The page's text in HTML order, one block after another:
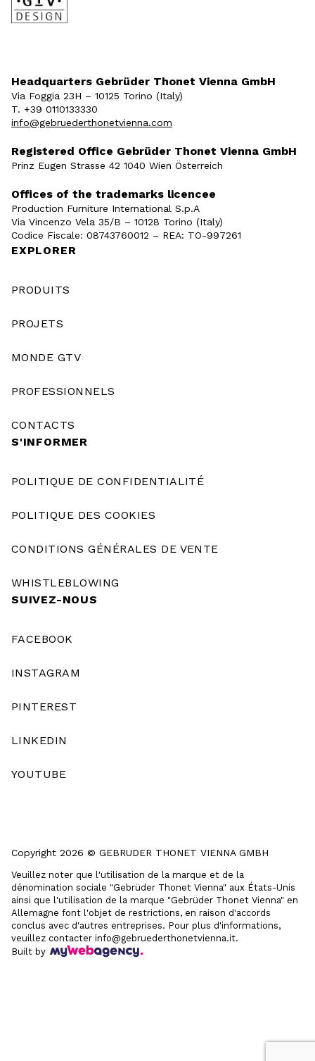
Headquarters Gebrüder Thonet Vienna GmbH
Via Foggia 23H – 10125 Torino (Italy)
T. +39 0110133330
info@gebruederthonetvienna.com
Registered Office Gebrüder Thonet Vienna GmbH
Prinz Eugen Strasse 42 1040 Wien Österreich
Offices of the trademarks licencee
Production Furniture International S.p.A
Via Vincenzo Vela 35/B – 10128 Torino (Italy)
Codice Fiscale: 08743760012 – REA: TO-997261
EXPLORER
PRODUITS
PROJETS
MONDE GTV
PROFESSIONNELS
CONTACTS
S'INFORMER
POLITIQUE DE CONFIDENTIALITÉ
POLITIQUE DES COOKIES
CONDITIONS GÉNÉRALES DE VENTE
WHISTLEBLOWING
SUIVEZ-NOUS
FACEBOOK
INSTAGRAM
PINTEREST
LINKEDIN
YOUTUBE
Copyright 2026 © GEBRUDER THONET VIENNA GMBH
Veuillez noter que l'utilisation de la marque et de la
dénomination sociale "Gebrüder Thonet Vienna" aux États-Unis
ainsi que l'utilisation de la marque "Gebrüder Thonet Vienna" en
Allemagne font l'objet de restrictions, en raison d'accords
conclus avec d'autres entreprises. Pour plus d'informations,
veuillez contacter info@gebruederthonetvienna.it.
Built by